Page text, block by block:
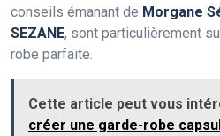
conseils émanant de Morgane
SEZANE, sont particulièrement
robe parfaite.
Cette article peut vous
créer une garde-robe